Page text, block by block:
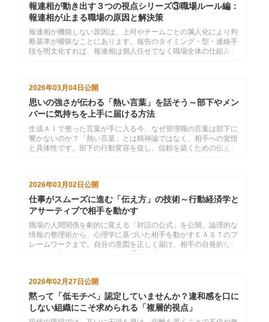
報連相が動き出す３つの視点シリーズ③職場ルール編：
報連相が止まる職場の原因と解決策
報連相が機能しない原因は、上司やチームごとの属人化により判
断基準が曖昧なことにあります。報告のタイミング・型・連絡手
段を明文化すれば、報連相は個人任せでなく職場全体の仕組みと
2026年03月04日 公開
思いの強さが伝わる「熱い言葉」を話そう～部下やメン
バーに気持ちを上手に届ける方法
生成ＡＩで整った言葉が手に入る今、なぜ管理職の言葉は部下に
響かないのか？「熱い言葉」とは精神論ではなく、相手への覚悟
と具体性です。部下の行動変容を促し、信頼を築くための伝え方
2026年03月02日 公開
仕事がスムーズに進む「伝え方」の技術～行動経済学と
アサーティブで相手を動かす
職場の人間関係を劇的に変える「対話の公式」を公開。論理的な
情報の整理術から、心理学に基づいた相手を動かすＥＡＳＴのフ
レームワークまで。自分の意図を正しく届け、相手の自発的な行
2026年02月27日公開
黙って「低モチベ」認定していませんか？違和感を口に
しない組織にこそ求められる「複層的視点」